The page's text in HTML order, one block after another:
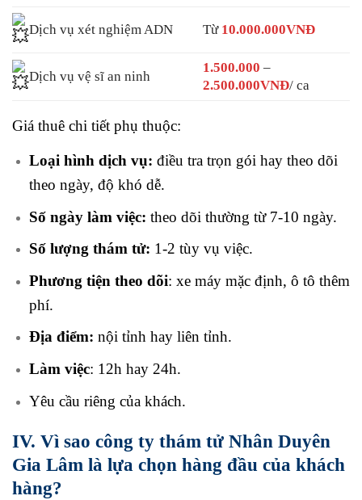
Dịch vụ xét nghiệm ADN Từ 10.000.000VNĐ
Dịch vụ vệ sĩ an ninh
1.500.000 –
2.500.000VNĐ/ ca
Giá thuê chi tiết phụ thuộc:
Loại hình dịch vụ: điều tra trọn gói hay theo dõi
theo ngày, độ khó dễ.
Số ngày làm việc: theo dõi thường từ 7-10 ngày.
Số lượng thám tử: 1-2 tùy vụ việc.
Phương tiện theo dõi: xe máy mặc định, ô tô thêm
phí.
Địa điểm: nội tỉnh hay liên tỉnh.
Làm việc: 12h hay 24h.
Yêu cầu riêng của khách.
IV. Vì sao công ty thám tử Nhân Duyên
Gia Lâm là lựa chọn hàng đầu của khách
hàng?